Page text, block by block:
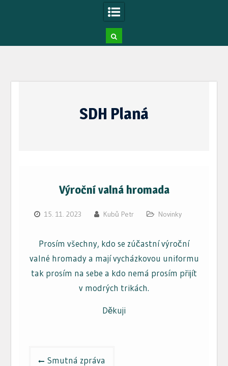
SDH Planá
Výroční valná hromada
15. 11. 2023 Kubů Petr Novinky
Prosím všechny, kdo se zúčastní výroční
valné hromady a mají vycházkovou uniformu
tak prosím na sebe a kdo nemá prosím přijít
v modrých trikách.
Děkuji
Smutná zpráva